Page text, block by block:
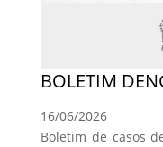
BOLETIM
16/06/2026
Boletim de casos